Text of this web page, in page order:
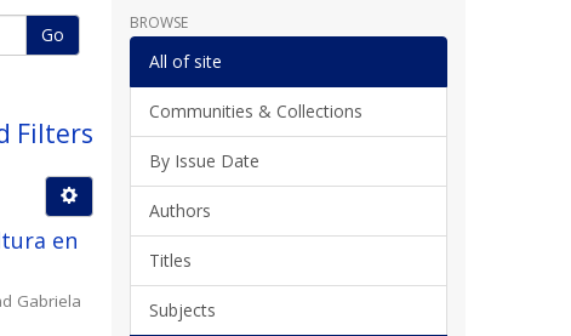
Go
Filters
en
Gabriela
BROWSE
All of site
Communities & Collections
By Issue Date
Authors
Titles
Subjects